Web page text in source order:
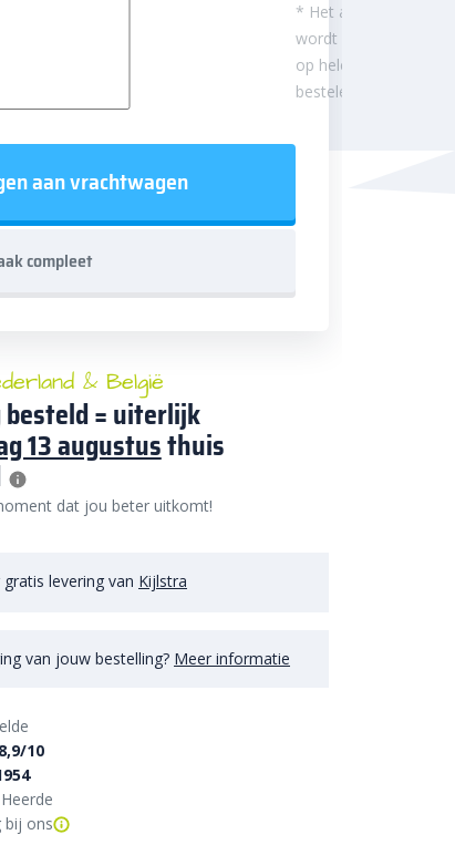
* Het aantal m²
wordt afgerond
op hele
besteleenheden.
aan vrachtwagen
compleet
& België
besteld = uiterlijk
13 augustusthuis
dat jou beter uitkomt!
levering van Kijlstra
van jouw bestelling? Meer informatie
8,9/10
bij ons